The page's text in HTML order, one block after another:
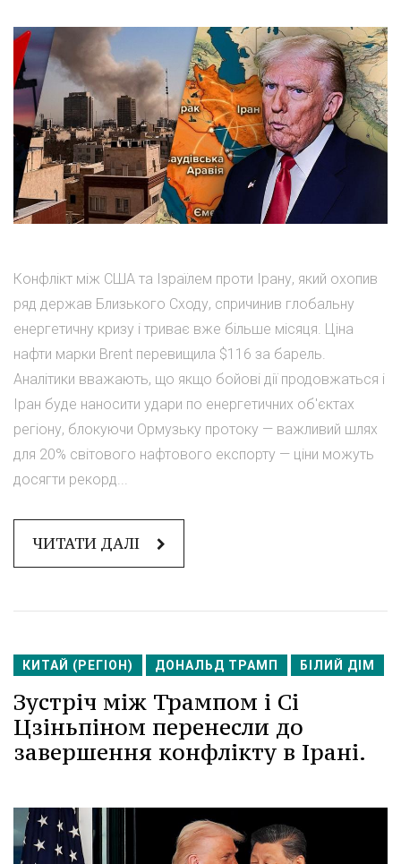
Конфлікт між США та Ізраїлем проти Ірану, який охопив
ряд держав Близького Сходу, спричинив глобальну
енергетичну кризу і триває вже більше місяця. Ціна
нафти марки Brent перевищила $116 за барель.
Аналітики вважають, що якщо бойові дії продовжаться і
Іран буде наносити удари по енергетичних об'єктах
регіону, блокуючи Ормузьку протоку — важливий шлях
для 20% світового нафтового експорту — ціни можуть
досягти рекорд...
ЧИТАТИ ДАЛІ
КИТАЙ (РЕГІОН) ДОНАЛЬД ТРАМП БІЛИЙ ДІМ
Зустріч між Трампом і Сі
Цзіньпіном перенесли до
завершення конфлікту в Ірані.